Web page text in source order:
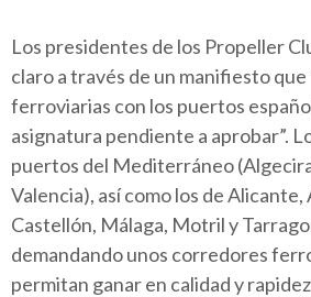
Los presidentes de los Propeller
claro a través de un manifiesto que
ferroviarias con los puertos
asignatura pendiente a aprobar”.
puertos del Mediterráneo
Valencia), así como los de
Castellón, Málaga, Motril y
demandando unos corredores
permitan ganar en calidad y